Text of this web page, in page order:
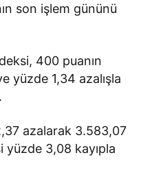
son işlem gününü
400 puanın
yüzde 1,34 azalışla
azalarak 3.583,07
yüzde 3,08 kayıpla